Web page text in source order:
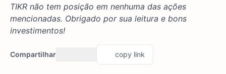
TIKR não tem posição em nenhuma das ações
mencionadas. Obrigado por sua leitura e bons
investimentos!
Compartilhar copy link